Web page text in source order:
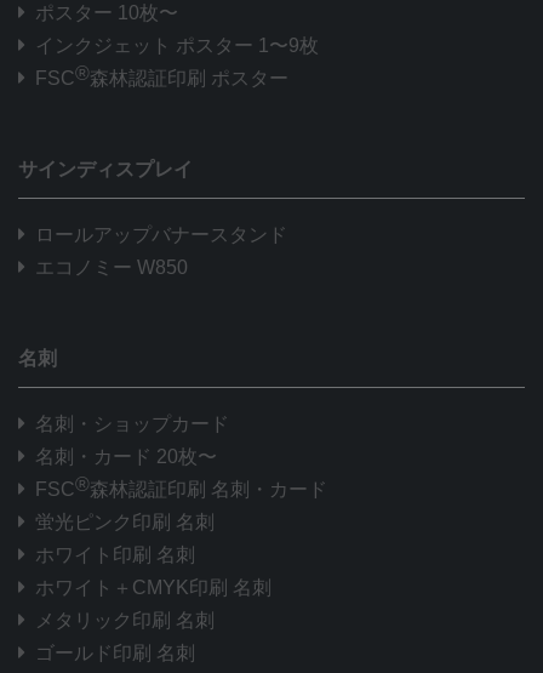
ポスター 10枚〜
インクジェット ポスター 1〜9枚
FSC®森林認証印刷 ポスター
サインディスプレイ
ロールアップバナースタンド
エコノミー W850
名刺
名刺・ショップカード
名刺・カード 20枚〜
FSC®森林認証印刷 名刺・カード
蛍光ピンク印刷 名刺
ホワイト印刷 名刺
ホワイト＋CMYK印刷 名刺
メタリック印刷 名刺
ゴールド印刷 名刺